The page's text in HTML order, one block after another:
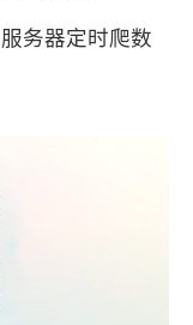
务器定时爬数